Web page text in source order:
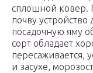
сплошной ковер.
почву
посадочную яму
сорт обладает
пересаживается,
и засухе,